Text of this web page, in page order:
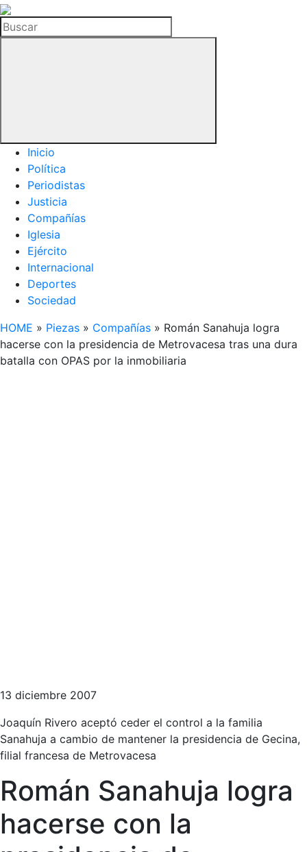
La
Hemeroteca
del
Buscar
Inicio
Política
Periodistas
Justicia
Compañías
Iglesia
Ejército
Internacional
Deportes
Sociedad
HOME » Piezas » Compañías » Román Sanahuja logra
hacerse con la presidencia de Metrovacesa tras una dura
batalla con OPAS por la inmobiliaria
13 diciembre 2007
Joaquín Rivero aceptó ceder el control a la familia
Sanahuja a cambio de mantener la presidencia de Gecina,
filial francesa de Metrovacesa
Román Sanahuja logra
hacerse con la